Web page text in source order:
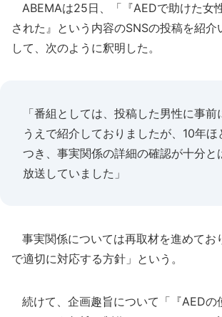
ABEMAは25日、「『AEDで助けた女
された』という内容のSNSの投稿を紹介
して、次のように釈明した。
「番組としては、投稿した男性に事前
うえで紹介しておりましたが、10年ほ
つき、事実関係の詳細の確認が十分と
放送していました」
事実関係については再取材を進めてお
で適切に対応する方針」という。
続けて、企画趣旨について「『AEDの